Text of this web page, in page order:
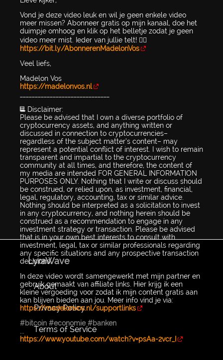
Vond je deze video leuk en wil je geen enkele video
meer missen? Abonneer gratis op mijn kanaal, doe het
duimpje omhoog en klik op het belletje zodat je geen
video meer mist. Ieder van jullie telt! 👉🏻
https://bit.ly/AbonnerenMadelonVos
Veel liefs,
Madelon Vos
https://madelonvos.nl
📃 Disclaimer:
Please be advised that I own a diverse portfolio of
cryptocurrency assets, and anything written or
discussed in connection to cryptocurrencies–
regardless of the subject matter’s content– may
represent a potential conflict of interest. I wish to remain
transparent and impartial to the cryptocurrency
community at all times, and therefore, the content of
my media are intended FOR GENERAL INFORMATION
PURPOSES ONLY. Nothing that I write or discuss should
be construed, or relied upon, as investment, financial,
legal, regulatory, accounting, tax or similar advice.
Nothing should be interpreted as a solicitation to invest
in any cryptocurrency, and nothing herein should be
construed as a recommendation to engage in any
investment strategy or transaction. Please be advised
that is in your own best interests to consult with
investment, legal, tax or similar professionals regarding
any specific situations and any prospective transaction
decisions.
In deze video wordt samengewerkt met mijn partner en
gebruik gemaakt van affiliate links. Hier krijg ik een
kleine vergoeding voor zodat ik mijn content gratis aan
kan blijven bieden aan jou. Meer info vind je via:
https://madelonvos.nl/supportlinks
#bitcoin #economie #banken
...
https://www.youtube.com/watch?v=psAa-2vcr_I
LyraWave
About
Privacy Policy
Terms of Service